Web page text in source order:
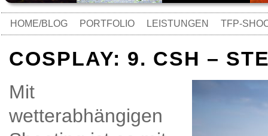
HOME/BLOG PORTFOLIO LEISTUNGEN TFP-
COSPLAY: 9. CSH –
Mit
wetterabhängigen